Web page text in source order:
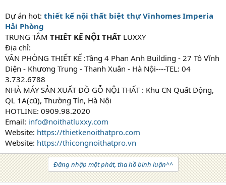
Dự án hot: thiết kế nội thất biệt thự Vinhomes Imperia
Hải Phòng
TRUNG TÂM THIẾT KẾ NỘI THẤT LUXXY
Địa chỉ:
VĂN PHÒNG THIẾT KẾ :Tầng 4 Phan Anh Building - 27 Tô Vĩnh
Diện - Khương Trung - Thanh Xuân - Hà Nội----TEL: 04
3.732.6788
NHÀ MÁY SẢN XUẤT ĐỒ GỖ NỘI THẤT : Khu CN Quất Động,
QL 1A(cũ), Thường Tín, Hà Nội
HOTLINE: 0909.98.2020
Email: info@noithatluxxy.com
Website: https://thietkenoithatpro.com
Website: https://thicongnoithatpro.vn
Đăng nhập một phát, tha hồ bình luận^^